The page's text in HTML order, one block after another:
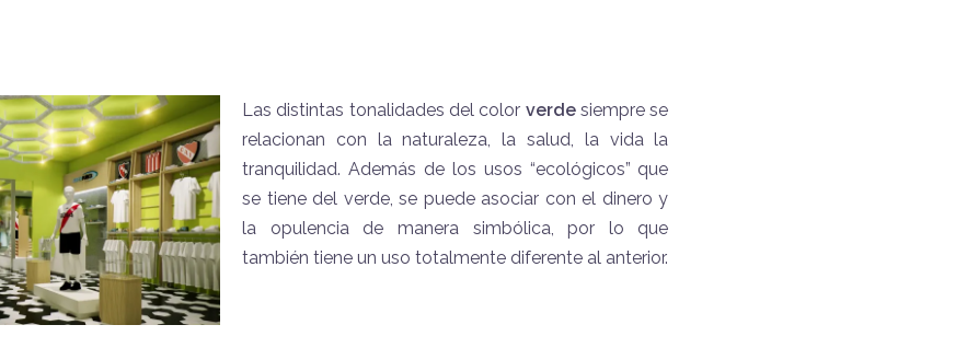
Las distintas tonalidades del color verdesiempre se
relacionan con la naturaleza, la salud, la vida la
tranquilidad. Además de los usos “ecológicos” que
se tiene del verde, se puede asociar con el dinero y
la opulencia de manera simbólica, por lo que
también tiene un uso totalmente diferente al anterior.